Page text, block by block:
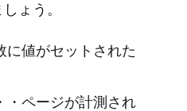
ょう。
に値がセットされた
・ページが計測され